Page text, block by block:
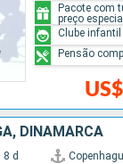
Pacote com
preço especial
Clube
Pensão
DINAMARCA
8 d